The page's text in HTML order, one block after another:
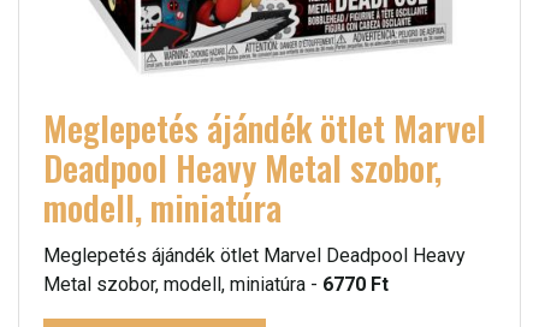
Meglepetés ájándék ötlet Marvel
Deadpool Heavy Metal szobor,
modell, miniatúra
Meglepetés ájándék ötlet Marvel Deadpool Heavy
Metal szobor, modell, miniatúra - 6770 Ft